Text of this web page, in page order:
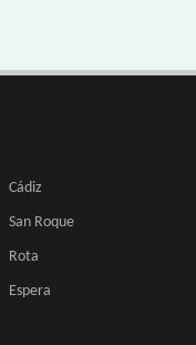
Cádiz
San Roque
Rota
Espera